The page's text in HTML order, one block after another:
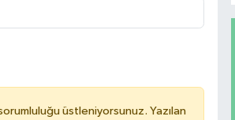
üstleniyorsunuz. Yazılan